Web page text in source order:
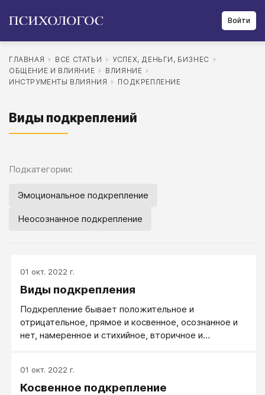
Войти
ГЛАВНАЯ ВСЕ СТАТЬИ
УСПЕХ, ДЕНЬГИ, БИЗНЕС
ОБЩЕНИЕ И ВЛИЯНИЕ
ВЛИЯНИЕ
ИНСТРУМЕНТЫ ВЛИЯНИЯ
ПОДКРЕПЛЕНИЕ
Виды подкреплений
Подкатегории:
Эмоциональное подкрепление
Неосознанное подкрепление
01 окт. 2022 г.
Виды подкрепления
Подкрепление бывает положительное и
отрицательное, прямое и косвенное, осознанное и
нет, намеренное и стихийное, вторичное и
01 окт. 2022 г.
Косвенное подкрепление